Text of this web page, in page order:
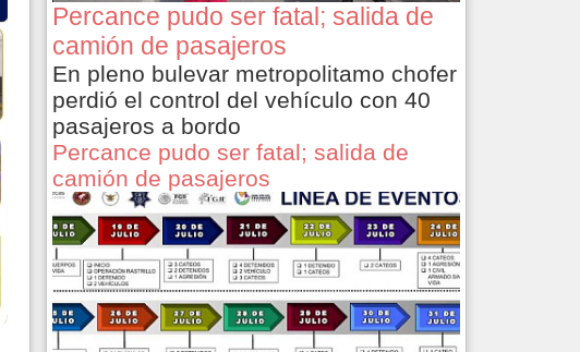
Percance pudo ser fatal; salida de
camión de pasajeros
En pleno bulevar metropolitamo chofer
perdió el control del vehículo con 40
pasajeros a bordo
Percance pudo ser fatal; salida de
camión de pasajeros